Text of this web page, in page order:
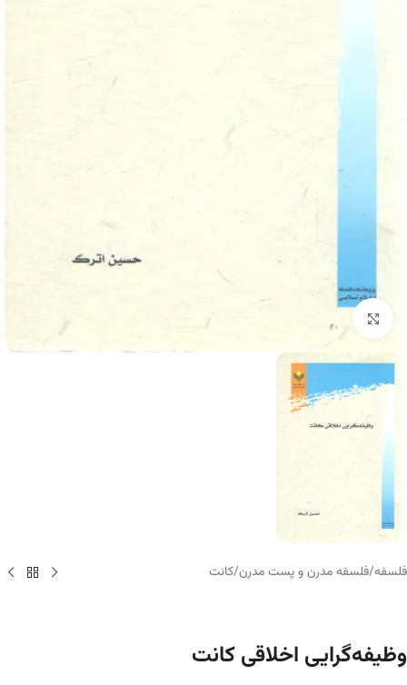
برای بزرگنمایی کلیک کنید
فلسفه/فلسفه مدرن و پست مدرن/کانت
وظیفه‌گرایی اخلاقی کانت